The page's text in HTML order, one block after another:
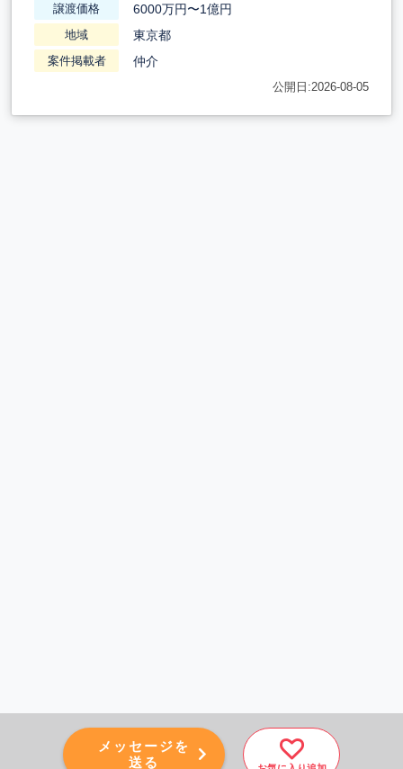
メッセージを
送る
譲渡価格 6000万円〜1億円
地域 東京都
案件掲載者 仲介
公開日:2026-08-05